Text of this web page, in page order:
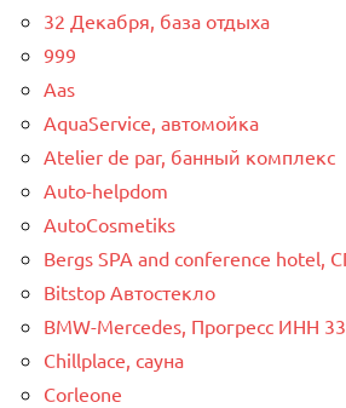
32 Декабря, база отдыха
999
Aas
AquaService, автомойка
Atelier de par, банный комплекс
Auto-helpdom
AutoCosmetiks
Bergs SPA and conference hotel,
Bitstop Автостекло
BMW-Mercedes, Прогресс ИНН
Chillplace, сауна
Corleone